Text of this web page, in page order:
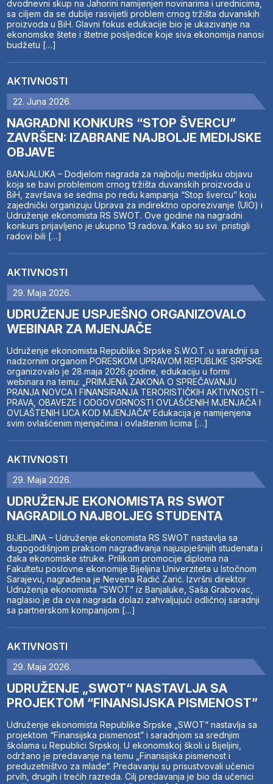
dvodnevni skup na Jahorini namijenjen novinarima i urednicima,
sa ciljem da se dublje rasvijetli problem crnog tržišta duvanskih
proizvoda u BiH. Glavni fokus edukacije bio je ukazivanje na
ekonomske štete i štetne posljedice koje siva ekonomija nanosi
budžetu […]
AKTIVNOSTI
22. Juna 2026.
NAGRADNI KONKURS “STOP ŠVERCU”
ZAVRŠEN: IZABRANE NAJBOLJE MEDIJSKE
OBJAVE
BANJALUKA – Dodjelom nagrada za najbolju medijsku objavu
koja se bavi problemom crnog tržišta duvanskih proizvoda u
BiH, završava se sedma po redu kampanja “Stop švercu” koju
zajednički organizuju Uprava za indirektno oporezivanje (UIO) i
Udruženje ekonomista RS SWOT. Ove godine na nagradni
konkurs prijavljeno je ukupno 13 radova. Kako su svi pristigli
radovi bili […]
AKTIVNOSTI
29. Maja 2026.
UDRUŽENJE USPJEŠNO ORGANIZOVALO
WEBINAR ZA MJENJAČE
Udruženje ekonomista Republike Srpske S.W.O.T. u saradnji sa
nadzornim organom PORESKOM UPRAVOM REPUBLIKE SRPSKE
organizovalo je 28.maja 2026.godine, edukaciju u formi
webinara na temu: „PRIMJENA ZAKONA O SPREČAVANJU
PRANJA NOVCA I FINANSIRANJA TERORISTIČKIH AKTIVNOSTI –
PRAVA, OBAVEZE I ODGOVORNOSTI OVLAŠĆENIH MJENJAČA I
OVLAŠTENIH LICA KOD MJENJAČA“ Edukacija je namijenjena
svim ovlašćenim mjenjačima i ovlaštenim licima […]
AKTIVNOSTI
29. Maja 2026.
UDRUŽENJE EKONOMISTA RS SWOT
NAGRADILO NAJBOLJEG STUDENTA
BIJELJINA – Udruženje ekonomista RS SWOT nastavlja sa
dugogodišnjom praksom nagrađivanja najuspješnijih studenata i
đaka ekonomske struke. Prilikom promocije diploma na
Fakultetu poslovne ekonomije Bijeljina Univerziteta u Istočnom
Sarajevu, nagrađena je Nevena Radić Zarić. Izvršni direktor
Udruženja ekonomista “SWOT” iz Banjaluke, Saša Grabovac,
naglasio je da ova nagrada dolazi zahvaljujući odličnoj saradnji
sa partnerskom kompanijom […]
AKTIVNOSTI
29. Maja 2026.
UDRUŽENJE „SWOT“ NASTAVLJA SA
PROJEKTOM “FINANSIJSKA PISMENOST”
Udruženje ekonomista Republike Srpske „SWOT“ nastavlja sa
projektom “Finansijska pismenost” i saradnjom sa srednjim
školama u Republici Srpskoj. U ekonomskoj školi u Bijeljini,
održano je predavanje na temu „Finansijska pismenost i
preduzetništvo za mlade“. Predavanju su prisustvovali učenici
prvih, drugih i trećih razreda. Cilj predavanja je bio da učenici